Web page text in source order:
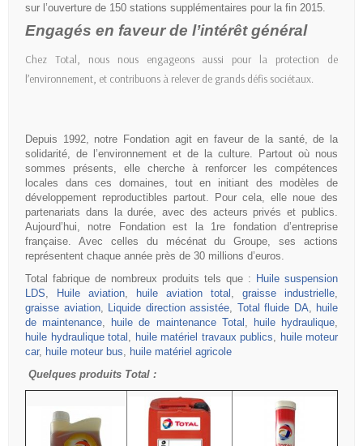
sur l’ouverture de 150 stations supplémentaires pour la fin 2015.
Engagés en faveur de l’intérêt général
Chez Total, nous nous engageons aussi pour la protection de
l’environnement, et contribuons à relever de grands défis sociétaux.
Depuis 1992, notre Fondation agit en faveur de la santé, de la
solidarité, de l’environnement et de la culture. Partout où nous
sommes présents, elle cherche à renforcer les compétences
locales dans ces domaines, tout en initiant des modèles de
développement reproductibles partout. Pour cela, elle noue des
partenariats dans la durée, avec des acteurs privés et publics.
Aujourd’hui, notre Fondation est la 1re fondation d’entreprise
française. Avec celles du mécénat du Groupe, ses actions
représentent chaque année près de 30 millions d’euros.
Total fabrique de nombreux produits tels que : Huile suspension
LDS
Huile aviation huile aviation total graisse industrielle
graisse aviation, Liquide direction assistée Total fluide DA
huile
de maintenance
huile de maintenance Total huile hydraulique
huile hydraulique total
huile matériel travaux publics
huile moteur
car, huile moteur bus
huile matériel agricole
Quelques produits Total :